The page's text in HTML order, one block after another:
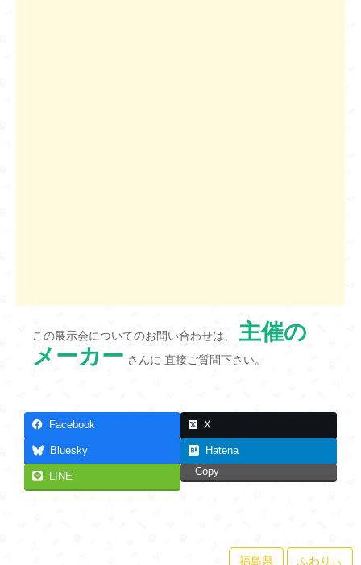
この展示会についてのお問い合わせは、 主催の
メーカー さんに 直接ご質問下さい。
Facebook X
Bluesky Hatena
LINE Copy
福島県 ふわりぃ